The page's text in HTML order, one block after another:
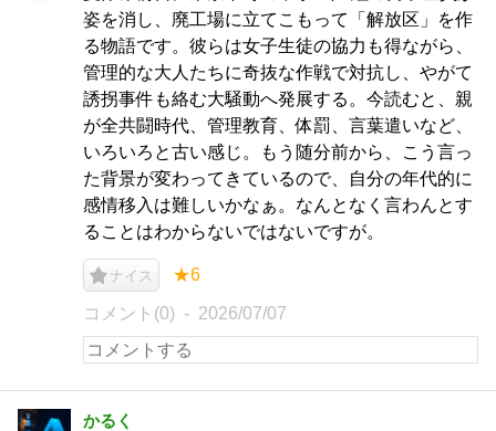
姿を消し、廃工場に立てこもって「解放区」を作
る物語です。彼らは女子生徒の協力も得ながら、
管理的な大人たちに奇抜な作戦で対抗し、やがて
誘拐事件も絡む大騒動へ発展する。今読むと、親
が全共闘時代、管理教育、体罰、言葉遣いなど、
いろいろと古い感じ。もう随分前から、こう言っ
た背景が変わってきているので、自分の年代的に
感情移入は難しいかなぁ。なんとなく言わんとす
ることはわからないではないですが。
ナイス ★6
コメント(0) 2026/07/07
かるく